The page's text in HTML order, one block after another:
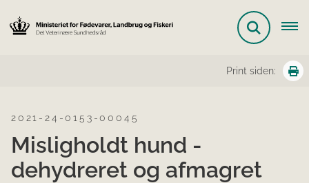
Print siden:
2021-24-0153-00045
Misligholdt hund -
dehydreret og afmagret